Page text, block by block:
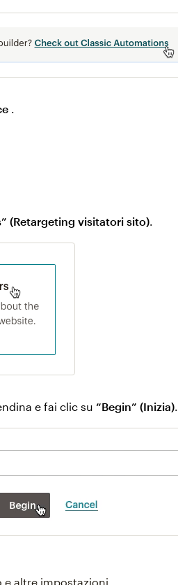
.
(Retargeting visitatori sito).
e fai clic su“Begin” (Inizia).
altre impostazioni.